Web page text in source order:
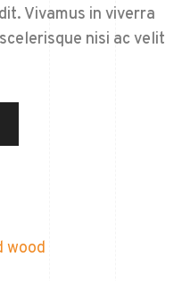
Vivamus in viverra
nisi ac velit
wood